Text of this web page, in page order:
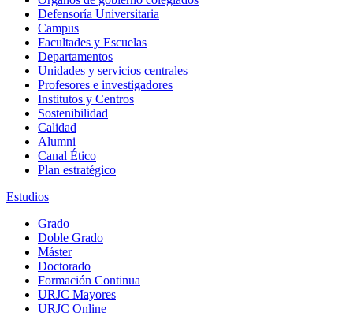
Defensoría Universitaria
Campus
Facultades y Escuelas
Departamentos
Unidades y servicios centrales
Profesores e investigadores
Institutos y Centros
Sostenibilidad
Calidad
Alumni
Canal Ético
Plan estratégico
Estudios
Grado
Doble Grado
Máster
Doctorado
Formación Continua
URJC Mayores
URJC Online